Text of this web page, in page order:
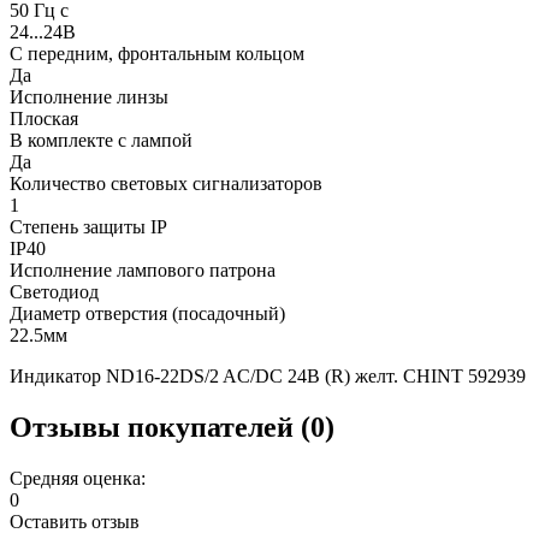
50 Гц с
24...24В
С передним, фронтальным кольцом
Да
Исполнение линзы
Плоская
В комплекте с лампой
Да
Количество световых сигнализаторов
1
Степень защиты IP
IP40
Исполнение лампового патрона
Светодиод
Диаметр отверстия (посадочный)
22.5мм
Индикатор ND16-22DS/2 AC/DC 24В (R) желт. CHINT 592939
Отзывы покупателей (0)
Средняя оценка:
0
Оставить отзыв